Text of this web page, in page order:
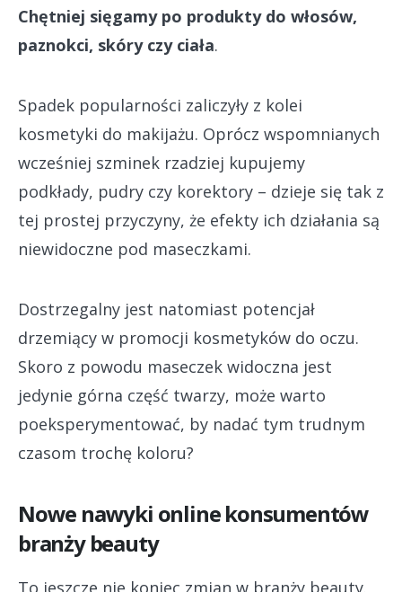
Chętniej sięgamy po produkty do włosów,
paznokci, skóry czy ciała.
Spadek popularności zaliczyły z kolei
kosmetyki do makijażu. Oprócz wspomnianych
wcześniej szminek rzadziej kupujemy
podkłady, pudry czy korektory – dzieje się tak z
tej prostej przyczyny, że efekty ich działania są
niewidoczne pod maseczkami.
Dostrzegalny jest natomiast potencjał
drzemiący w promocji kosmetyków do oczu.
Skoro z powodu maseczek widoczna jest
jedynie górna część twarzy, może warto
poeksperymentować, by nadać tym trudnym
czasom trochę koloru?
Nowe nawyki online konsumentów
branży beauty